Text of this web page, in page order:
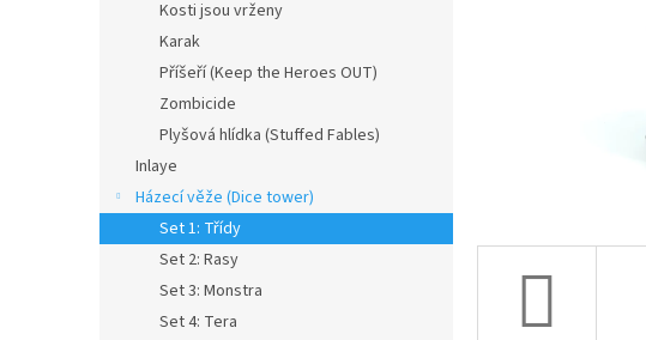
Kosti jsou vrženy
Karak
Příšeří (Keep the Heroes OUT)
Zombicide
Plyšová hlídka (Stuffed Fables)
Inlaye
Házecí věže (Dice tower)
Set 1: Třídy
Set 2: Rasy
Set 3: Monstra
Set 4: Tera